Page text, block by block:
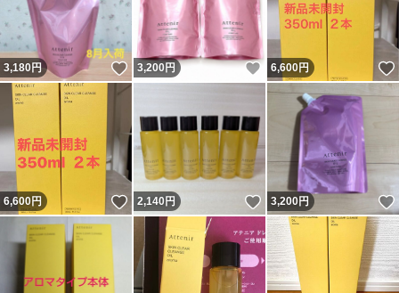
3,180円 いいね！
3,200円 いいね！
6,600円
6,600円 いいね！
2,140円 いいね！
3,200円